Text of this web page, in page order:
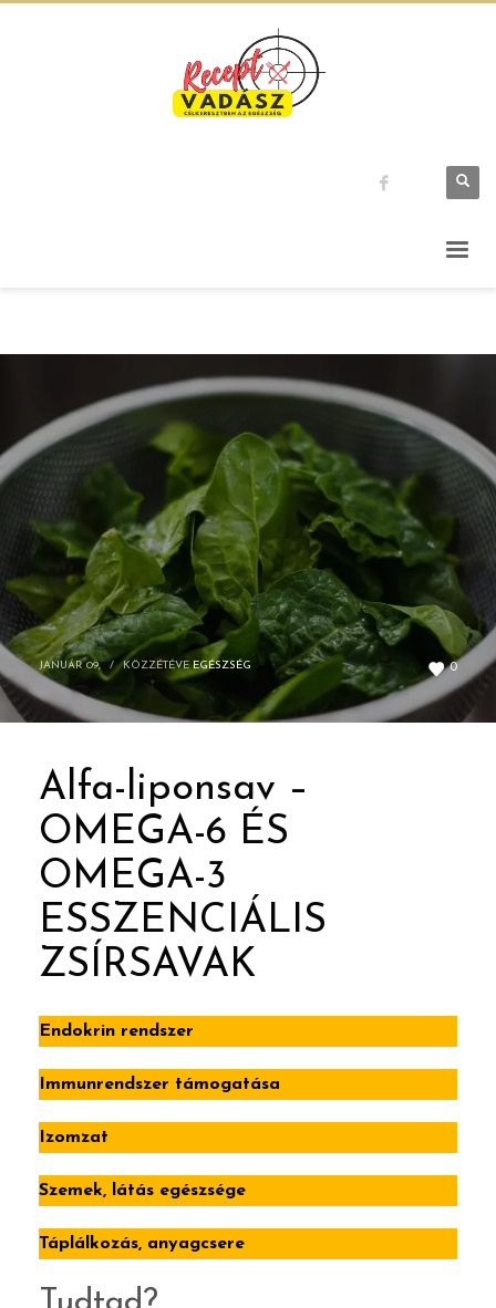
0
JANUÁR 09, / KÖZZÉTÉVEEGÉSZSÉG
Alfa-liponsav –
OMEGA-6 ÉS
OMEGA-3
ESSZENCIÁLIS
ZSÍRSAVAK
Endokrin rendszer
Immunrendszer támogatása
Izomzat
Szemek, látás egészsége
Táplálkozás, anyagcsere